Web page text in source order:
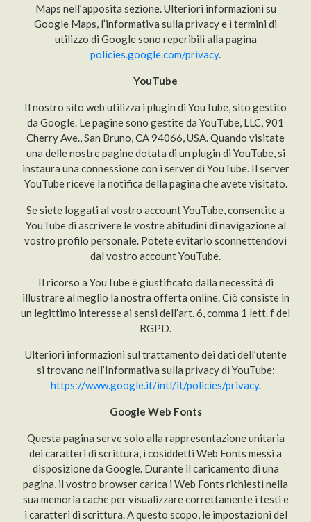
Maps nell’apposita sezione. Ulteriori informazioni su
Google Maps, l’informativa sulla privacy e i termini di
utilizzo di Google sono reperibili alla pagina
policies.google.com/privacy.
YouTube
Il nostro sito web utilizza i plugin di YouTube, sito gestito
da Google. Le pagine sono gestite da YouTube, LLC, 901
Cherry Ave., San Bruno, CA 94066, USA. Quando visitate
una delle nostre pagine dotata di un plugin di YouTube, si
instaura una connessione con i server di YouTube. Il server
YouTube riceve la notifica della pagina che avete visitato.
Se siete loggati al vostro account YouTube, consentite a
YouTube di ascrivere le vostre abitudini di navigazione al
vostro profilo personale. Potete evitarlo sconnettendovi
dal vostro account YouTube.
Il ricorso a YouTube è giustificato dalla necessità di
illustrare al meglio la nostra offerta online. Ciò consiste in
un legittimo interesse ai sensi dell’art. 6, comma 1 lett. f del
RGPD.
Ulteriori informazioni sul trattamento dei dati dell’utente
si trovano nell’Informativa sulla privacy di YouTube:
https://www.google.it/intl/it/policies/privacy.
Google Web Fonts
Questa pagina serve solo alla rappresentazione unitaria
dei caratteri di scrittura, i cosiddetti Web Fonts messi a
disposizione da Google. Durante il caricamento di una
pagina, il vostro browser carica i Web Fonts richiesti nella
sua memoria cache per visualizzare correttamente i testi e
i caratteri di scrittura. A questo scopo, le impostazioni del